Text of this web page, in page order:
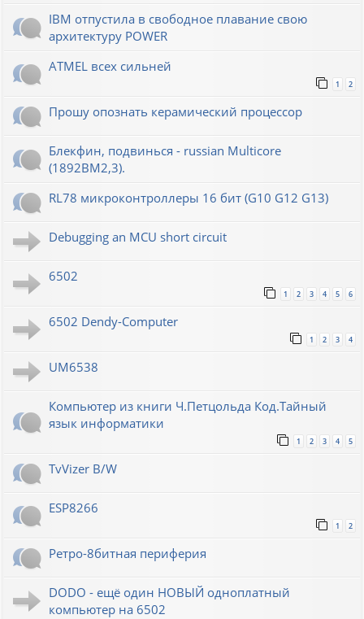
IBM отпустила в свободное плавание свою
архитектуру POWER
ATMEL всех сильней
1 2
Прошу опознать керамический процессор
Блекфин, подвинься - russian Multicore
(1892ВМ2,3).
RL78 микроконтроллеры 16 бит (G10 G12 G13)
Debugging an MCU short circuit
6502
1 2 3 4 5 6
6502 Dendy-Computer
1 2 3 4
UM6538
Компьютер из книги Ч.Петцольда Код.Тайный
язык информатики
1 2 3 4 5
TvVizer B/W
ESP8266
1 2
Ретро-8битная периферия
DODO - ещё один НОВЫЙ одноплатный
компьютер на 6502